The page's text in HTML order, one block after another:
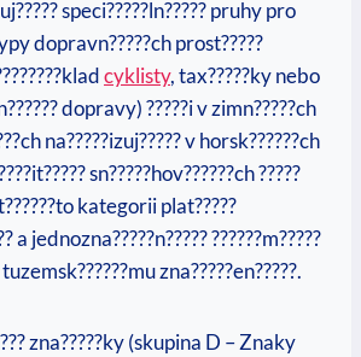
speci?????ln????? pruhy pro
dopravn?????ch prost?????
cyklisty, tax?????ky nebo
dopravy) ?????i v zimn?????ch
na?????izuj????? v horsk??????ch
sn?????hov??????ch ?????
kategorii plat?????
a jednozna?????n????? ??????m?????
zna?????en?????.
zna?????ky (skupina D – Znaky